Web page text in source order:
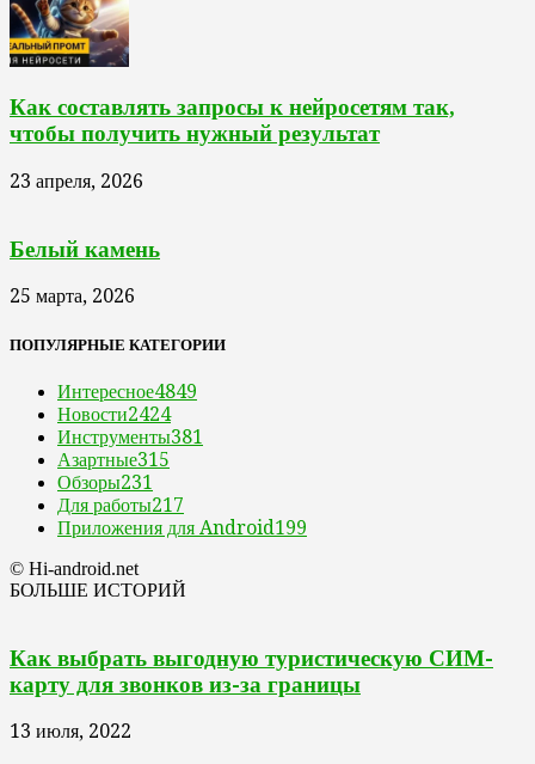
Как составлять запросы к нейросетям так,
чтобы получить нужный результат
23 апреля, 2026
Белый камень
25 марта, 2026
ПОПУЛЯРНЫЕ КАТЕГОРИИ
Интересное4849
Новости2424
Инструменты381
Азартные315
Обзоры231
Для работы217
Приложения для Android199
© Hi-android.net
БОЛЬШЕ ИСТОРИЙ
Как выбрать выгодную туристическую СИМ-
карту для звонков из-за границы
13 июля, 2022